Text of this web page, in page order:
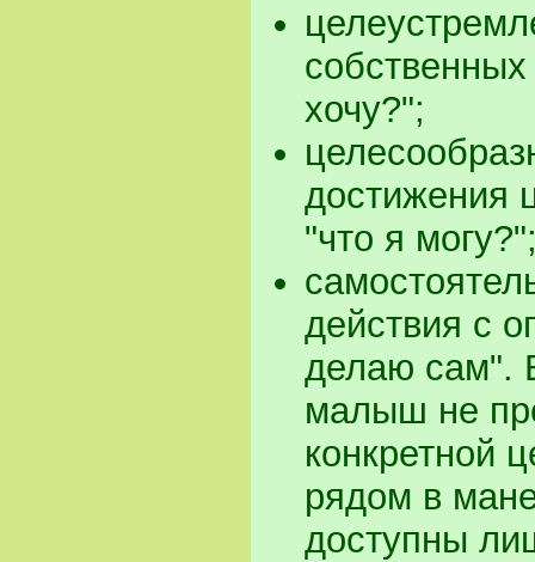
хочу?";
достижения
"что я
действия с
делаю сам".
малыш не
конкретной
рядом в
доступны